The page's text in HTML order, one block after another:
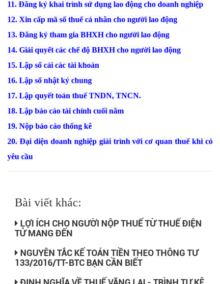
11. Đăng ký khai trình sử dụng lao động cho doanh nghiệp
12. Xin cấp mã số thuế cá nhân cho người lao động
13. Đăng ký tham gia BHXH cho người lao động
14. Giải quyết các chế độ BHXH cho người lao động
15. Lập sổ cái các tài khoản
16. Lập sổ nhật ký chung
17. Lập quyết toán thuế TNDN, TNCN.
18. Lập báo cáo tài chính cuối năm
19. Nộp báo cáo thống kê
20. Đại diện doanh nghiệp giải trình với cơ quan thuế khi có
yêu cầu
Bài viết khác:
LỢI ÍCH CHO NGƯỜI NỘP THUẾ TỪ THUẾ ĐIỆN
TỬ MANG ĐẾN
NGUYÊN TẮC KẾ TOÁN TIỀN THEO THÔNG TƯ
133/2016/TT-BTC BẠN CẦN BIẾT